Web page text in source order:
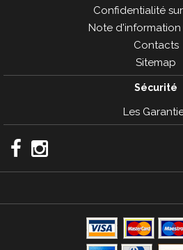
Confidentialité
Note d'information
Contacts
Sitemap
Sécurité
Les